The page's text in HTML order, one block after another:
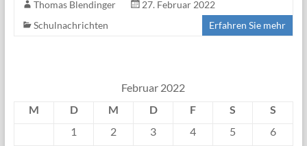
Thomas Blendinger
27. Februar 2022
Schulnachrichten
Erfahren Sie mehr
Februar 2022
M
D M D F S
S
1
2 3 4 5 6